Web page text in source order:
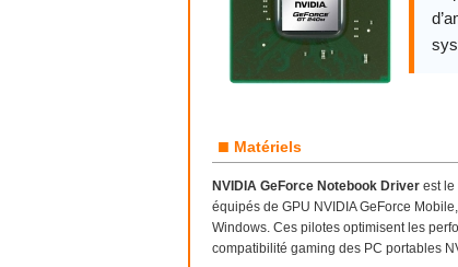
■ Matériels
NVIDIA GeForce Notebook Driver est le
équipés de GPU NVIDIA GeForce
Windows. Ces pilotes optimisent les
compatibilité gaming des PC portables